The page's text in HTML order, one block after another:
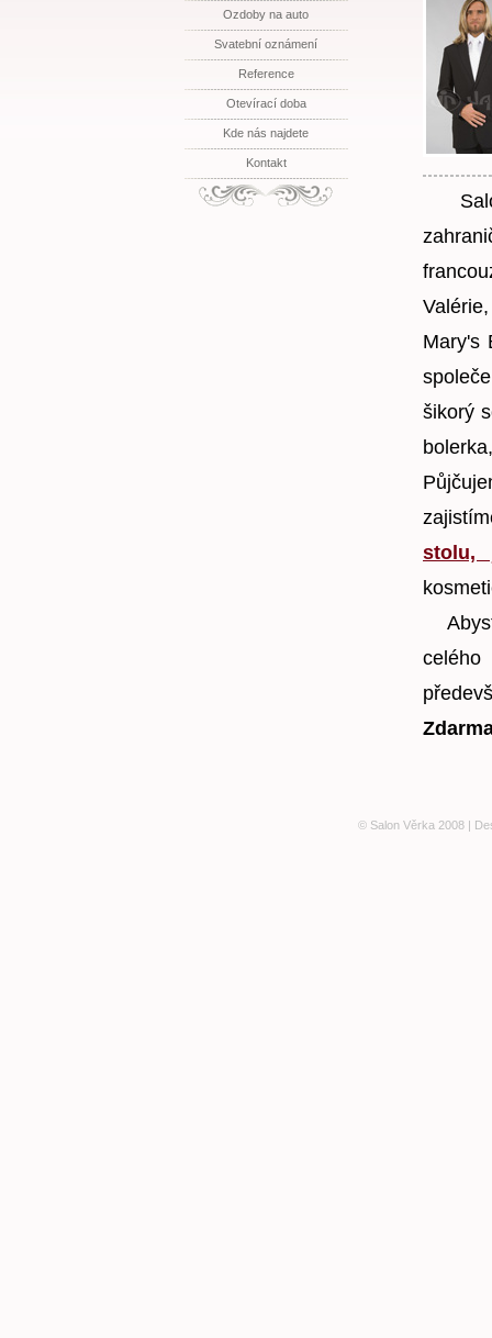
Ozdoby na auto
Svatební oznámení
Reference
Otevírací doba
Kde nás najdete
Kontakt
Mary's
šikorý
stolu,
celého
© Salon Věrka 2008 |